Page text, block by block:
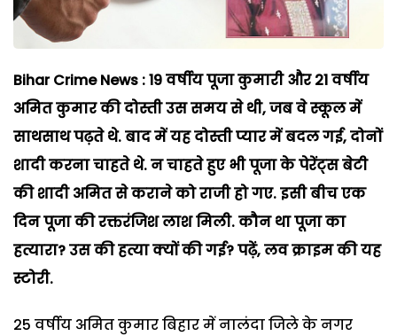
Bihar Crime News : 19वर्षीय पूजा कुमारी और 21वर्षीय
अमित कुमार की दोस्ती उस समय से थी,जब वे स्कूल में
साथसाथ पढ़ते थे. बाद में यह दोस्ती प्यार में बदल गई,दोनों
शादी करना चाहते थे. न चाहते हुए भी पूजा के पेरेंट्स बेटी
की शादी अमित से कराने को राजी हो गए. इसी बीच एक
दिन पूजा की रक्तरंजिश लाश मिली. कौन था पूजा का
हत्यारा?उस की हत्या क्यों की गई?पढ़ें,लव क्राइम की यह
स्टोरी.
25 वर्षीय अमित कुमार बिहार में नालंदा जिले के नगर